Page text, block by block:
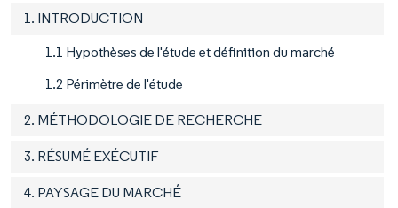
1. INTRODUCTION
1.1 Hypothèses de l'étude et définition du marché
1.2 Périmètre de l'étude
2. MÉTHODOLOGIE DE RECHERCHE
3. RÉSUMÉ EXÉCUTIF
4. PAYSAGE DU MARCHÉ